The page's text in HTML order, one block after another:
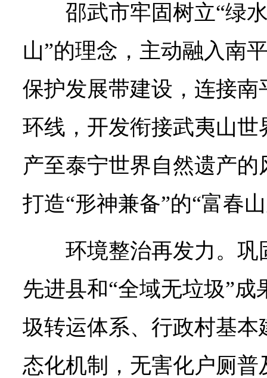
邵武市牢固树立“绿
山”的理念，主动融入南
保护发展带建设，连接南
环线，开发衔接武夷山
产至泰宁世界自然遗产
打造“形神兼备”的“富春
环境整治再发力。
先进县和“全域无垃圾”
圾转运体系、行政村基
态化机制，无害化户厕普